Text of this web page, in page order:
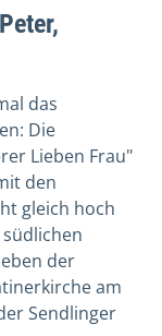
das
Die
Lieben Frau"
den
gleich hoch
der
am
Sendlinger